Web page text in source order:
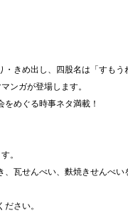
きめ出し、四股名は「すもう
ンガが登場します。
めぐる時事ネタ満載！
。
瓦せんべい、麩焼きせんべい
さい。